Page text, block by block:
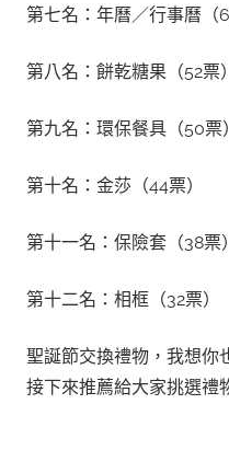
第七名：年曆／行事曆（
第八名：餅乾糖果（52票）
第九名：環保餐具（50票）
第十名：金莎（44票）
第十一名：保險套（38票）
第十二名：相框（32票）
聖誕節交換禮物，我想你
接下來推薦給大家挑選禮